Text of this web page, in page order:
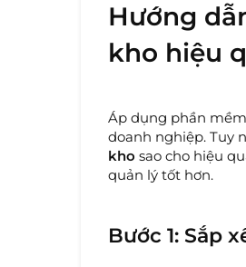
Hướng
kho hiệu
Áp dụng phần
doanh nghiệp. Tuy
kho sao cho hiệu
quản lý tốt hơn.
Bước 1: Sắp